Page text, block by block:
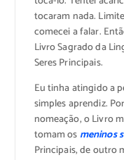
tocaram nada.
comecei a falar.
Livro Sagrado da
Seres Principais.
Eu tinha atingido a
simples aprendiz.
nomeação, o Livro
tomam osmeninos
Principais, de outro